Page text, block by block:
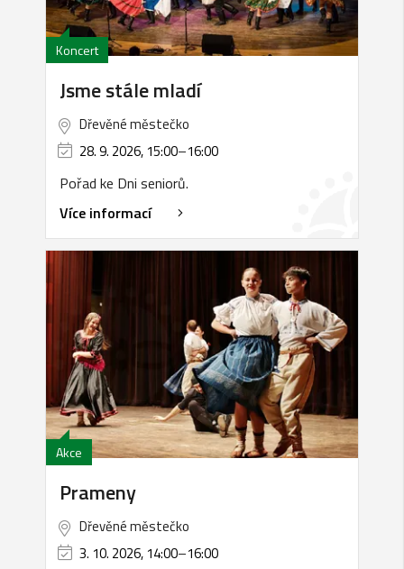
Koncert
Jsme stále mladí
Dřevěné městečko
28. 9. 2026, 15:00–16:00
Pořad ke Dni seniorů.
Více informací
Akce
Prameny
Dřevěné městečko
3. 10. 2026, 14:00–16:00